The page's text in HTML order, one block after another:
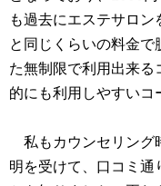
も過去にエステサロ
と同じくらいの料金で
た無制限で利用出来る
的にも利用しやすいコ
私もカウンセリング
明を受けて、口コミ通